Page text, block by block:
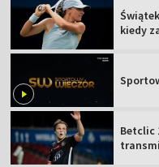
kiedy
Betclic